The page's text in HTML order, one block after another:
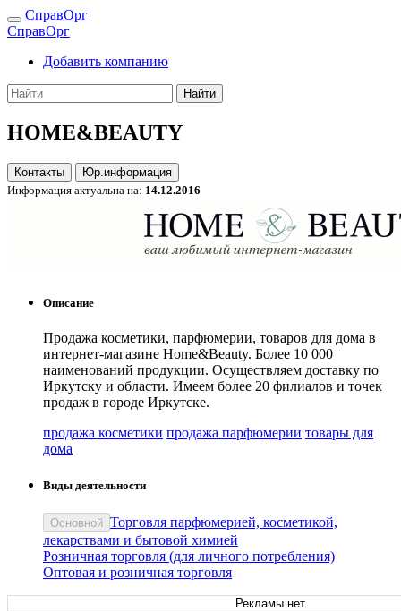
СправОрг
СправОрг
Добавить компанию
Найти
HOME&BEAUTY
Контакты
Юр.информация
Информация актуальна на: 14.12.2016
Описание
Продажа косметики, парфюмерии, товаров для дома в
интернет-магазине Home&Beauty. Более 10 000
наименований продукции. Осуществляем доставку по
Иркутску и области. Имеем более 20 филиалов и точек
продаж в городе Иркутске.
продажа косметики продажа парфюмерии товары для
дома
Виды деятельности
Основной Торговля парфюмерией, косметикой,
лекарствами и бытовой химией
Розничная торговля (для личного потребления)
Оптовая и розничная торговля
Рекламы нет.